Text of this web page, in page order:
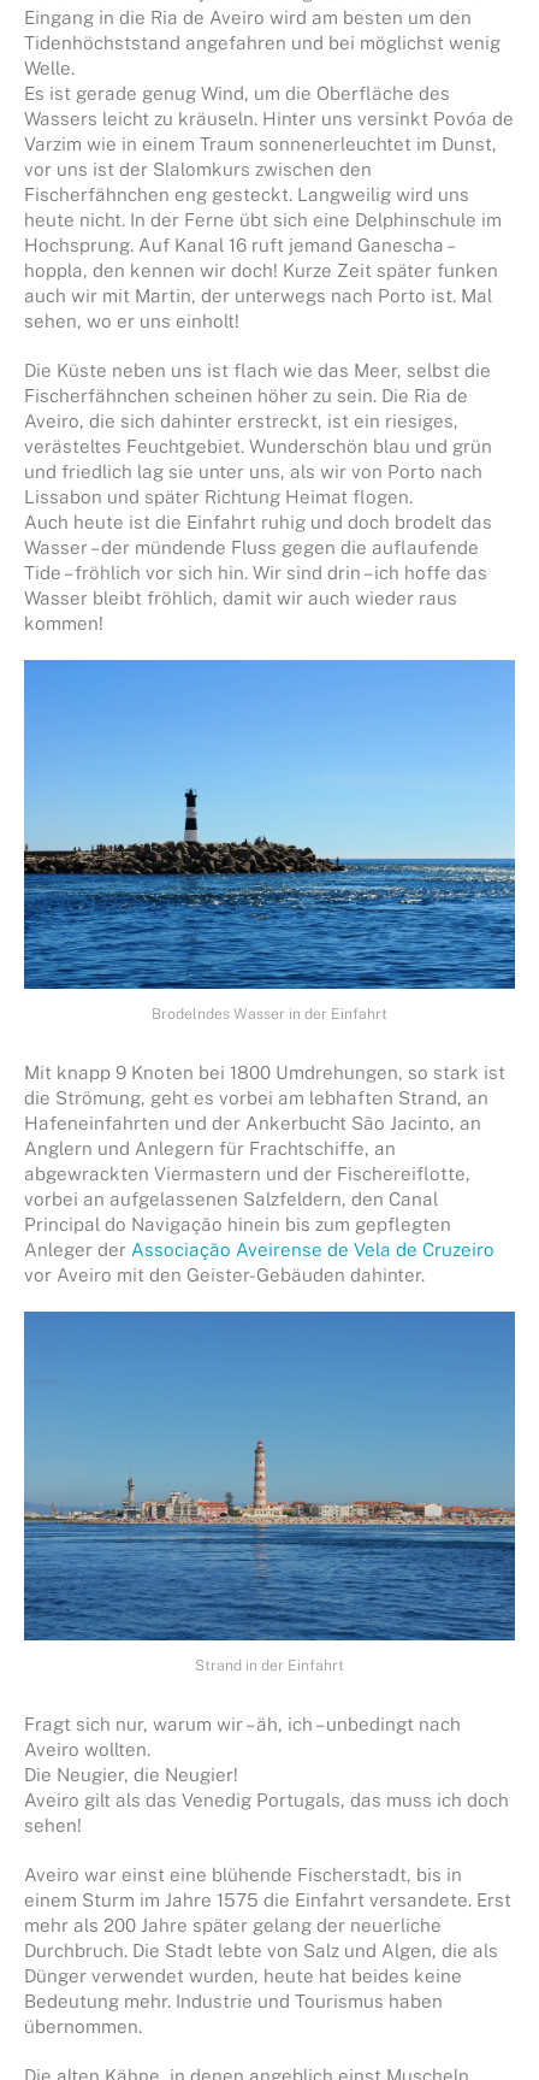
Eingang in die Ria de Aveiro wird am besten um den
Tidenhöchststand angefahren und bei möglichst wenig
Welle.
Es ist gerade genug Wind, um die Oberfläche des
Wassers leicht zu kräuseln. Hinter uns versinkt Povóa de
Varzim wie in einem Traum sonnenerleuchtet im Dunst,
vor uns ist der Slalomkurs zwischen den
Fischerfähnchen eng gesteckt. Langweilig wird uns
heute nicht. In der Ferne übt sich eine Delphinschule im
Hochsprung. Auf Kanal 16 ruft jemand Ganescha –
hoppla, den kennen wir doch! Kurze Zeit später funken
auch wir mit Martin, der unterwegs nach Porto ist. Mal
sehen, wo er uns einholt!
Die Küste neben uns ist flach wie das Meer, selbst die
Fischerfähnchen scheinen höher zu sein. Die Ria de
Aveiro, die sich dahinter erstreckt, ist ein riesiges,
verästeltes Feuchtgebiet. Wunderschön blau und grün
und friedlich lag sie unter uns, als wir von Porto nach
Lissabon und später Richtung Heimat flogen.
Auch heute ist die Einfahrt ruhig und doch brodelt das
Wasser – der mündende Fluss gegen die auflaufende
Tide – fröhlich vor sich hin. Wir sind drin – ich hoffe das
Wasser bleibt fröhlich, damit wir auch wieder raus
kommen!
Brodelndes Wasser in der Einfahrt
Mit knapp 9 Knoten bei 1800 Umdrehungen, so stark ist
die Strömung, geht es vorbei am lebhaften Strand, an
Hafeneinfahrten und der Ankerbucht São Jacinto, an
Anglern und Anlegern für Frachtschiffe, an
abgewrackten Viermastern und der Fischereiflotte,
vorbei an aufgelassenen Salzfeldern, den Canal
Principal do Navigação hinein bis zum gepflegten
Anleger der Associação Aveirense de Vela de Cruzeiro
vor Aveiro mit den Geister-Gebäuden dahinter.
Strand in der Einfahrt
Fragt sich nur, warum wir – äh, ich – unbedingt nach
Aveiro wollten.
Die Neugier, die Neugier!
Aveiro gilt als das Venedig Portugals, das muss ich doch
sehen!
Aveiro war einst eine blühende Fischerstadt, bis in
einem Sturm im Jahre 1575 die Einfahrt versandete. Erst
mehr als 200 Jahre später gelang der neuerliche
Durchbruch. Die Stadt lebte von Salz und Algen, die als
Dünger verwendet wurden, heute hat beides keine
Bedeutung mehr. Industrie und Tourismus haben
übernommen.